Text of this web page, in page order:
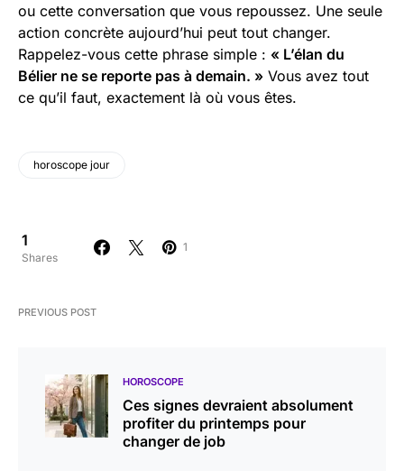
ou cette conversation que vous repoussez. Une seule
action concrète aujourd’hui peut tout changer.
Rappelez-vous cette phrase simple : « L’élan du
Bélier ne se reporte pas à demain. » Vous avez tout
ce qu’il faut, exactement là où vous êtes.
horoscope jour
1
Shares
1
PREVIOUS POST
HOROSCOPE
Ces signes devraient absolument
profiter du printemps pour
changer de job